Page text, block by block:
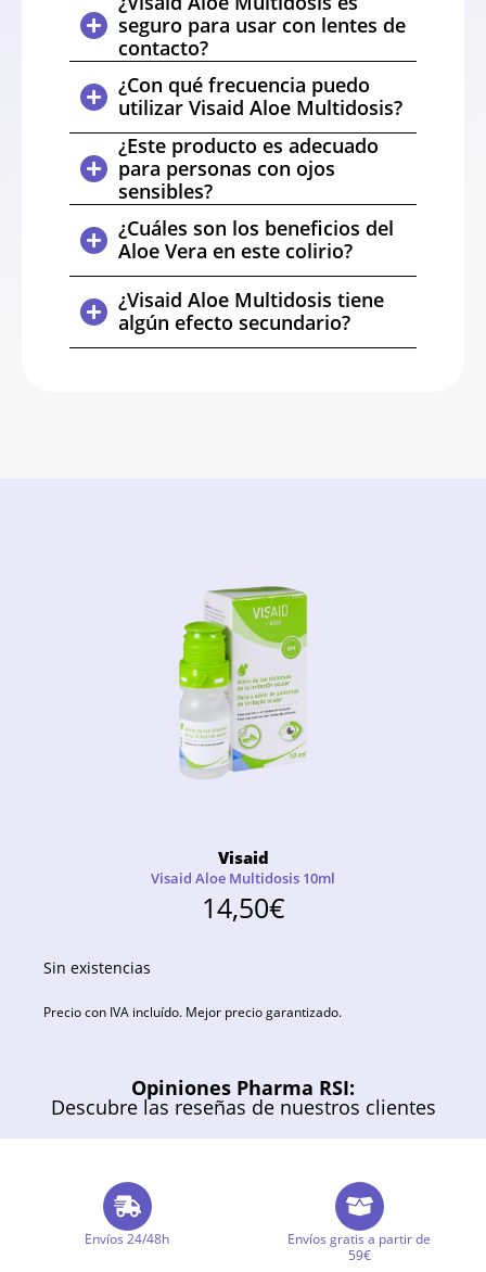
seguro para usar con lentes de
contacto?
¿Con qué frecuencia puedo
utilizar Visaid Aloe Multidosis?
¿Este producto es adecuado
para personas con ojos
sensibles?
¿Cuáles son los beneficios del
Aloe Vera en este colirio?
¿Visaid Aloe Multidosis tiene
algún efecto secundario?
Visaid
Visaid Aloe Multidosis 10ml
14,50€
Sin existencias
Precio con IVA incluído. Mejor precio garantizado.
Opiniones Pharma RSI:
Descubre las reseñas de nuestros clientes
Envíos 24/48h
Envíos gratis a partir de
59€